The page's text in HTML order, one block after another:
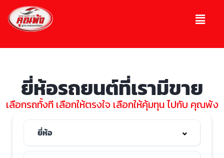
ยี่ห้อรถยนต์ที่เรามีขาย
เลือกรถทั้งที เลือกให้ตรงใจ เลือกให้คุ้มทุน ไปกับ คุณพ้ง